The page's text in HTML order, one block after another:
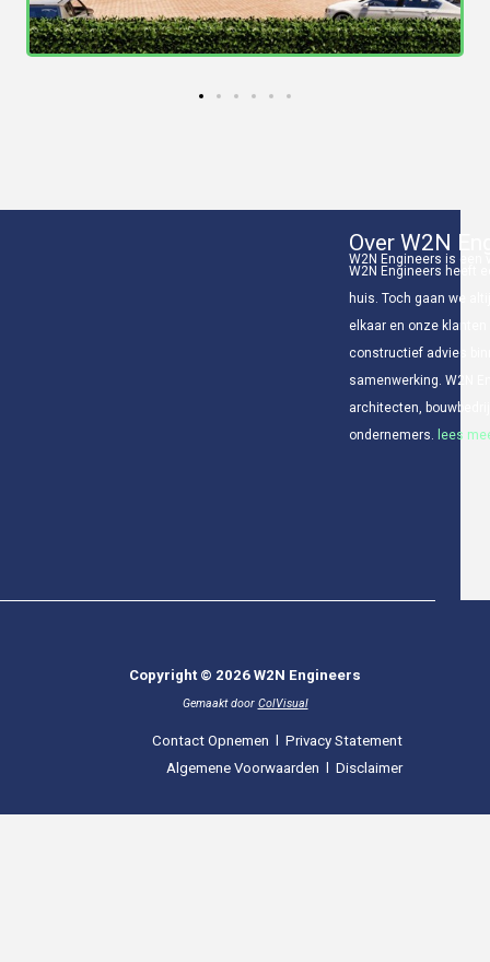
Over W2N
W2N Engineers is een
W2N Engineers heeft
huis. Toch gaan we
elkaar en onze
constructief advies
samenwerking. W2N
architecten,
ondernemers. lees
Copyright © 2026 W2N Engineers
Gemaakt door ColVisual
Contact Opnemen
Privacy Statement
Algemene Voorwaarden
Disclaimer